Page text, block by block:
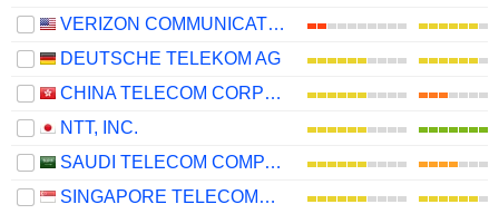
VERIZON COMMUNICATIONS, INC.
DEUTSCHE TELEKOM AG
CHINA TELECOM CORPORATION LIMITED
NTT, INC.
SAUDI TELECOM COMPANY
SINGAPORE TELECOMMUNICATIONS LIMITED